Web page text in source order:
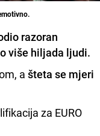
razoran
više hiljada ljudi.
a šteta se mjeri
za EURO